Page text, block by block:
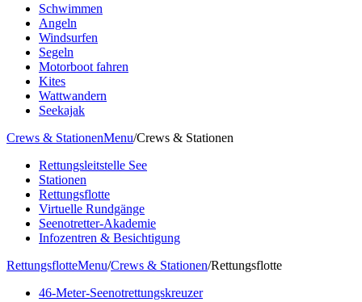
Schwimmen
Angeln
Windsurfen
Segeln
Motorboot fahren
Kites
Wattwandern
Seekajak
Crews & StationenMenu/Crews & Stationen
Rettungsleitstelle See
Stationen
Rettungsflotte
Virtuelle Rundgänge
Seenotretter-Akademie
Infozentren & Besichtigung
RettungsflotteMenu/Crews & Stationen/Rettungsflotte
46-Meter-Seenotrettungskreuzer